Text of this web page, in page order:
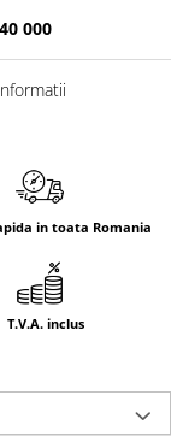
000
in toata Romania
T.V.A. inclus